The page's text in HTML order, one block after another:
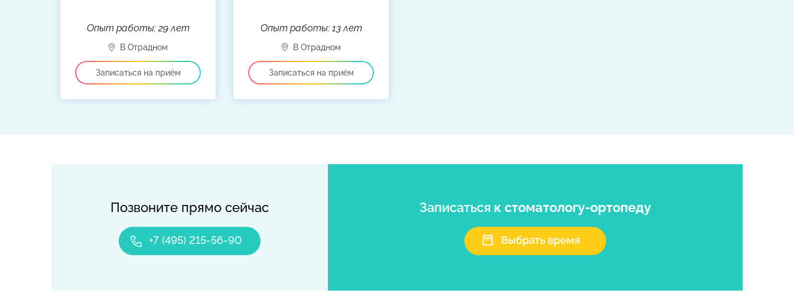
Опыт работы: 29 лет Опыт работы: 13 лет
Позвоните прямо сейчас
+7 (495) 215-56-90
Записаться к стоматологу-ортопеду
Выбрать время